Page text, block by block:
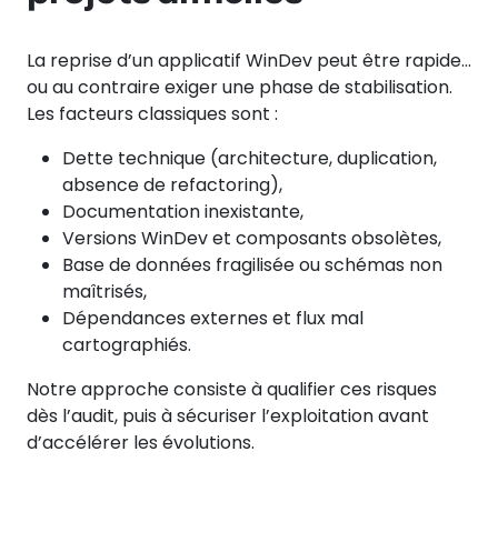
La reprise d’un applicatif WinDev peut être rapide…
ou au contraire exiger une phase de stabilisation.
Les facteurs classiques sont :
Dette technique (architecture, duplication,
absence de refactoring),
Documentation inexistante,
Versions WinDev et composants obsolètes,
Base de données fragilisée ou schémas non
maîtrisés,
Dépendances externes et flux mal
cartographiés.
Notre approche consiste à qualifier ces risques
dès l’audit, puis à sécuriser l’exploitation avant
d’accélérer les évolutions.